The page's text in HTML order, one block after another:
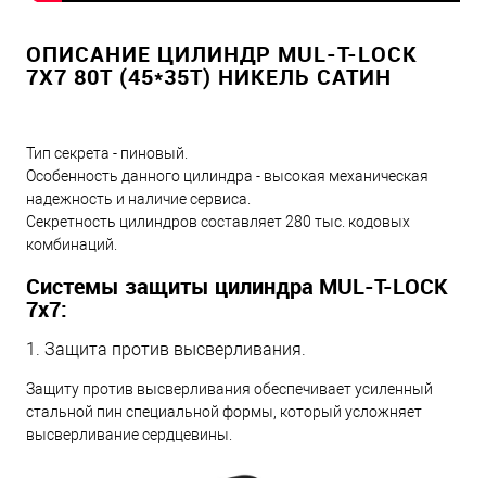
ОПИСАНИЕ ЦИЛИНДР MUL-T-LOCK
7X7 80T (45*35T) НИКЕЛЬ САТИН
Тип секрета - пиновый.
Особенность данного цилиндра - высокая механическая
надежность и наличие сервиса.
Секретность цилиндров составляет 280 тыс. кодовых
комбинаций.
Системы защиты цилиндра MUL-T-LOCK
7х7:
1. Защита против высверливания.
Защиту против высверливания обеспечивает усиленный
стальной пин специальной формы, который усложняет
высверливание сердцевины.